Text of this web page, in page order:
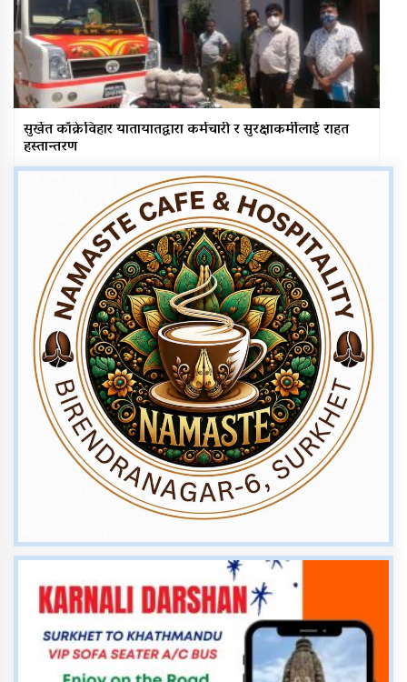
सुर्खेत काँक्रेविहार यातायातद्वारा कर्मचारी र सुरक्षाकर्मीलाई राहत
हस्तान्तरण